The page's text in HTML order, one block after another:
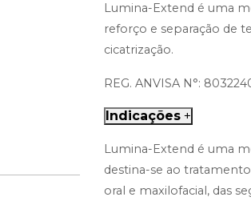
Lumina-Extend é uma
reforço e separação de
cicatrização.
REG. ANVISA N°:
Indicações +
Lumina-Extend é uma
destina-se ao
oral e maxilofacial, das